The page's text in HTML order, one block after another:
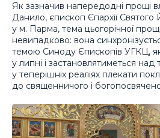
Як зазначив напередодні прощі
Данило, єпископ Єпархії Святого
у м. Парма, тема цьогорічної
невипадково: вона
темою Синоду Єпископів УГКЦ,
у липні і застановлятиметься
у теперішніх реаліях плекати
до священничого і